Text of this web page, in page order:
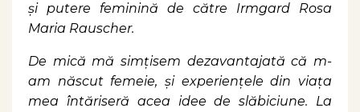
și putere feminină de către Irmgard Rosa
Maria Rauscher.
De mică mă simțisem dezavantajată că m-
am născut femeie, și experiențele din viața
mea întăriseră acea idee de slăbiciune. La